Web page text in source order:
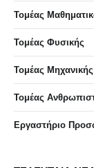
Τομέας
Τομέας Φυσικής
Τομέας Μηχανικής
Τομέας
Eργαστήριo